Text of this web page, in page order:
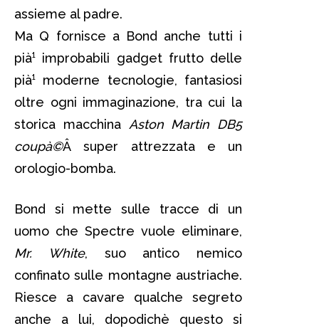
assieme al padre.
Ma Q fornisce a Bond anche tutti i
pià¹ improbabili gadget frutto delle
pià¹ moderne tecnologie, fantasiosi
oltre ogni immaginazione, tra cui la
storica macchina Aston Martin DB5
coupà©Â super attrezzata e un
orologio-bomba.
Bond si mette sulle tracce di un
uomo che Spectre vuole eliminare,
Mr. White, suo antico nemico
confinato sulle montagne austriache.
Riesce a cavare qualche segreto
anche a lui, dopodichè questo si